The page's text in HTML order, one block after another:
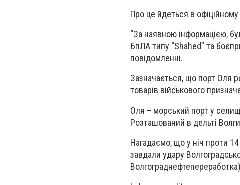
Про це йдеться в
“За наявною інформацією,
БпЛА типу “Shahed” та
повідомленні.
Зазначається, що порт Оля
товарів військового
Оля – морський порт у
Розташований в дельті
Нагадаємо, що у ніч проти
завдали удару